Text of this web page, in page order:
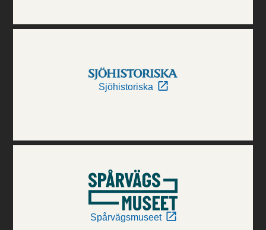
Sjöhistoriska
Spårvägsmuseet